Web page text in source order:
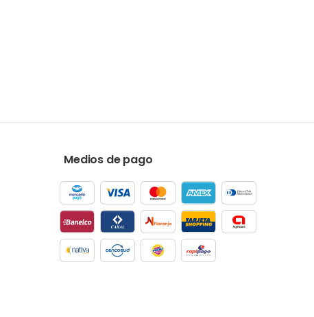
Medios de pago